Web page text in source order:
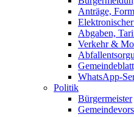
Anträge,
Abgaben,
Verkehr &
WhatsApp-
Politik
Bürgermeister